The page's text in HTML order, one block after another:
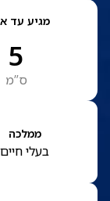
מגיע עד
5
ס”מ
ממלכה
בעלי חיים